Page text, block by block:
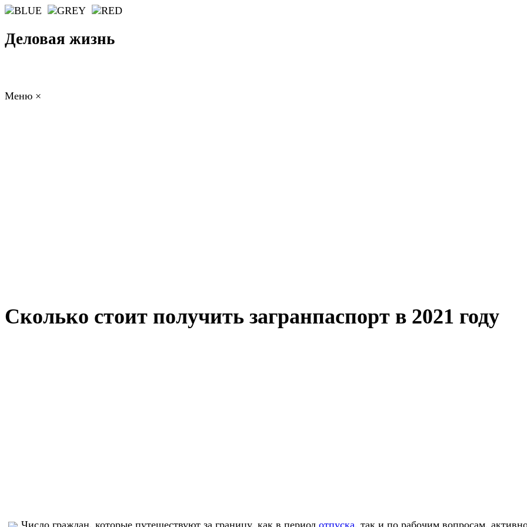
Деловая жизнь
Меню ×
Сколько стоит получить загранпаспорт в 2021 году